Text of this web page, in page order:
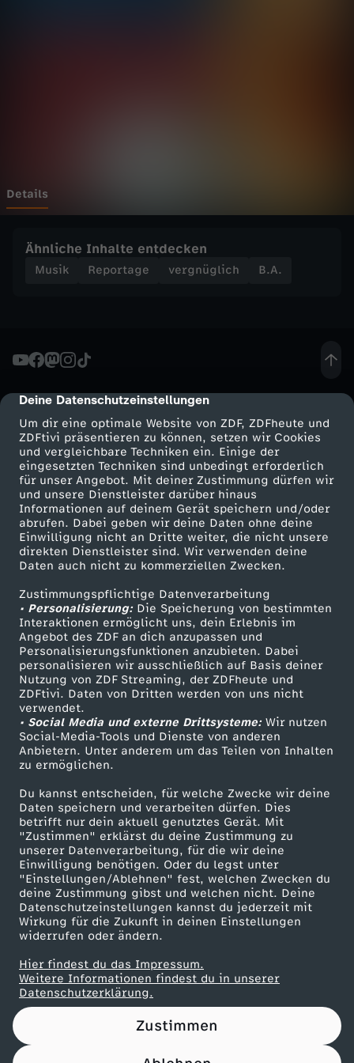
cmp-dialog-description
Deine Datenschutzeinstellungen
Um dir eine optimale Website von ZDF, ZDFheute und
ZDFtivi präsentieren zu können, setzen wir Cookies
und vergleichbare Techniken ein. Einige der
eingesetzten Techniken sind unbedingt erforderlich
für unser Angebot. Mit deiner Zustimmung dürfen wir
und unsere Dienstleister darüber hinaus
Informationen auf deinem Gerät speichern und/oder
abrufen. Dabei geben wir deine Daten ohne deine
Einwilligung nicht an Dritte weiter, die nicht unsere
direkten Dienstleister sind. Wir verwenden deine
Daten auch nicht zu kommerziellen Zwecken.
Zustimmungspflichtige Datenverarbeitung
• Personalisierung:Die Speicherung von bestimmten
Interaktionen ermöglicht uns, dein Erlebnis im
Angebot des ZDF an dich anzupassen und
Personalisierungsfunktionen anzubieten. Dabei
personalisieren wir ausschließlich auf Basis deiner
Nutzung von ZDF Streaming, der ZDFheute und
ZDFtivi. Daten von Dritten werden von uns nicht
verwendet.
• Social Media und externe Drittsysteme:Wir nutzen
Social-Media-Tools und Dienste von anderen
Anbietern. Unter anderem um das Teilen von Inhalten
zu ermöglichen.
Du kannst entscheiden, für welche Zwecke wir deine
Daten speichern und verarbeiten dürfen. Dies
betrifft nur dein aktuell genutztes Gerät. Mit
"Zustimmen" erklärst du deine Zustimmung zu
unserer Datenverarbeitung, für die wir deine
Einwilligung benötigen. Oder du legst unter
"Einstellungen/Ablehnen" fest, welchen Zwecken du
deine Zustimmung gibst und welchen nicht. Deine
Datenschutzeinstellungen kannst du jederzeit mit
Wirkung für die Zukunft in deinen Einstellungen
widerrufen oder ändern.
Hier findest du das Impressum.
Weitere Informationen findest du in unserer
Datenschutzerklärung.
Zustimmen
E
N
Y
u
t
u
b
e
r
M
u
s
i
k
v
i
d
e
o
s
(
Details
Ähnliche Inhalte entdecken
Musik Reportage vergnüglich B.A.
Mehr ZDF
ZDF-Apps
Smart TV
ZDFtext
Livestreams
Sendungen A-Z
TV-Programm
Service
ZDFmitreden
Kontakt zum ZDF
Tickets
Zuschauerservice
Hilfe
ZDF Unternehmen
Karriere
ZDF goes Schule
Werbefernsehen
Mainzelmännchen
Partner